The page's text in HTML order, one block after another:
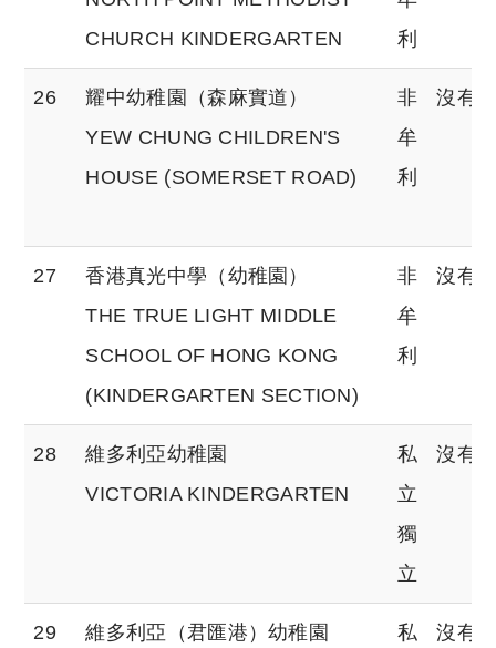
CHURCH KINDERGARTEN
利
26
耀中幼稚園（森麻實道）
YEW CHUNG CHILDREN'S
HOUSE (SOMERSET ROAD)
非
牟
利
沒有
27
香港真光中學（幼稚園）
THE TRUE LIGHT MIDDLE
SCHOOL OF HONG KONG
(KINDERGARTEN SECTION)
非
牟
利
沒有
28
維多利亞幼稚園
VICTORIA KINDERGARTEN
私
立
獨
立
沒有
29
維多利亞（君匯港）幼稚園
私
沒有